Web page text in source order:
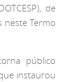
de
neste Termo
público
instaurou